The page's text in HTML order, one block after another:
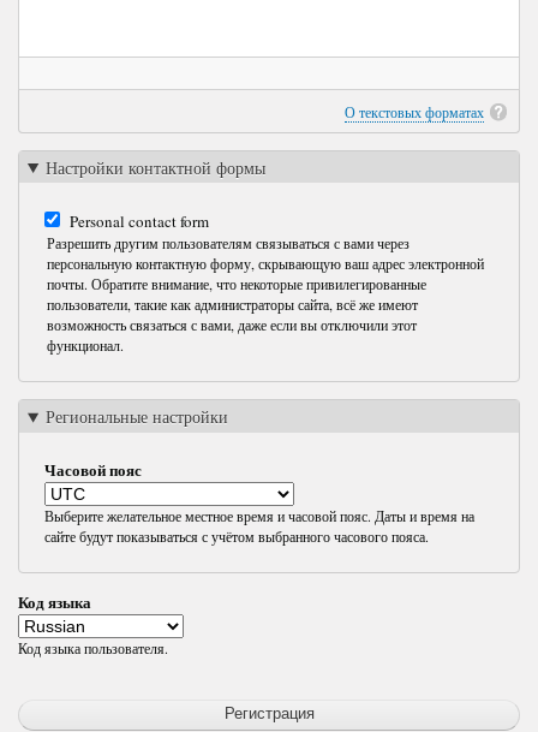
О текстовых форматах
Настройки контактной формы
Personal contact form
Разрешить другим пользователям связываться с вами через
персональную контактную форму, скрывающую ваш адрес электронной
почты. Обратите внимание, что некоторые привилегированные
пользователи, такие как администраторы сайта, всё же имеют
возможность связаться с вами, даже если вы отключили этот
функционал.
Региональные настройки
Часовой пояс
Выберите желательное местное время и часовой пояс. Даты и время на
сайте будут показываться с учётом выбранного часового пояса.
Код языка
Код языка пользователя.